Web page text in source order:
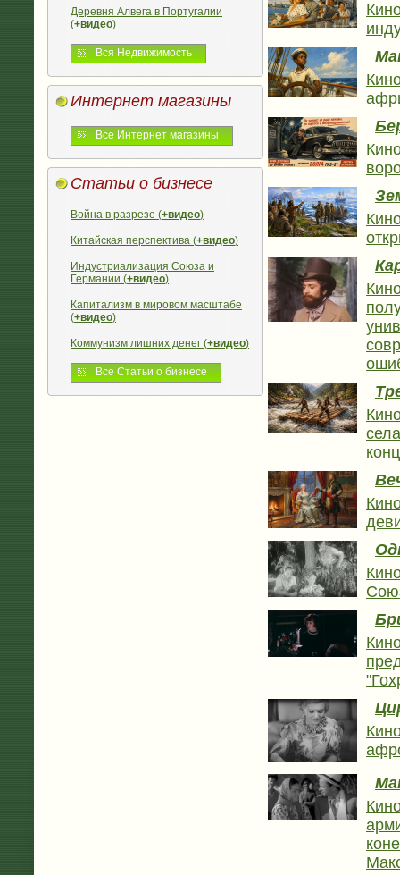
Деревня Алвега в Португалии
(+видео)
Вся Недвижимость
Интернет магазины
Все Интернет магазины
Статьи о бизнесе
Война в разрезе (+видео)
Китайская перспектива (+видео)
Индустриализация Союза и
Германии (+видео)
Капитализм в мировом масштабе
(+видео)
Коммунизм лишних денег (+видео)
Все Статьи о бизнесе